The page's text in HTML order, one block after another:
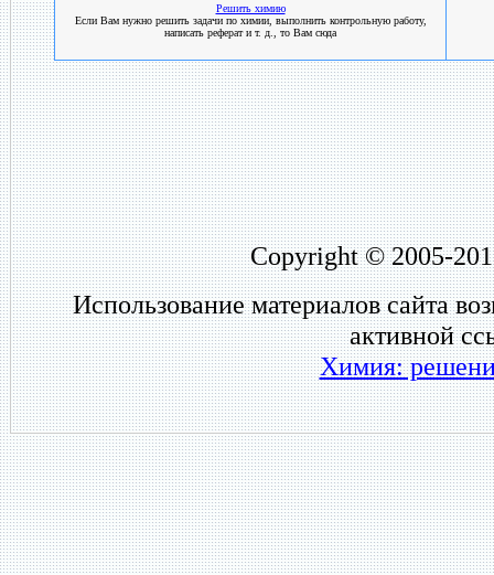
Решить химию
Если Вам нужно решить задачи по химии, выполнить контрольную работу,
написать реферат и т. д., то Вам сюда
Copyright © 2005-
Использование материалов сайта
активной
Химия: